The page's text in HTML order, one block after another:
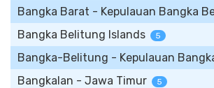
Bangka Barat - Kepulauan Bangka
Bangka Belitung Islands 5
Bangka-Belitung - Kepulauan
Bangkalan - Jawa Timur 5